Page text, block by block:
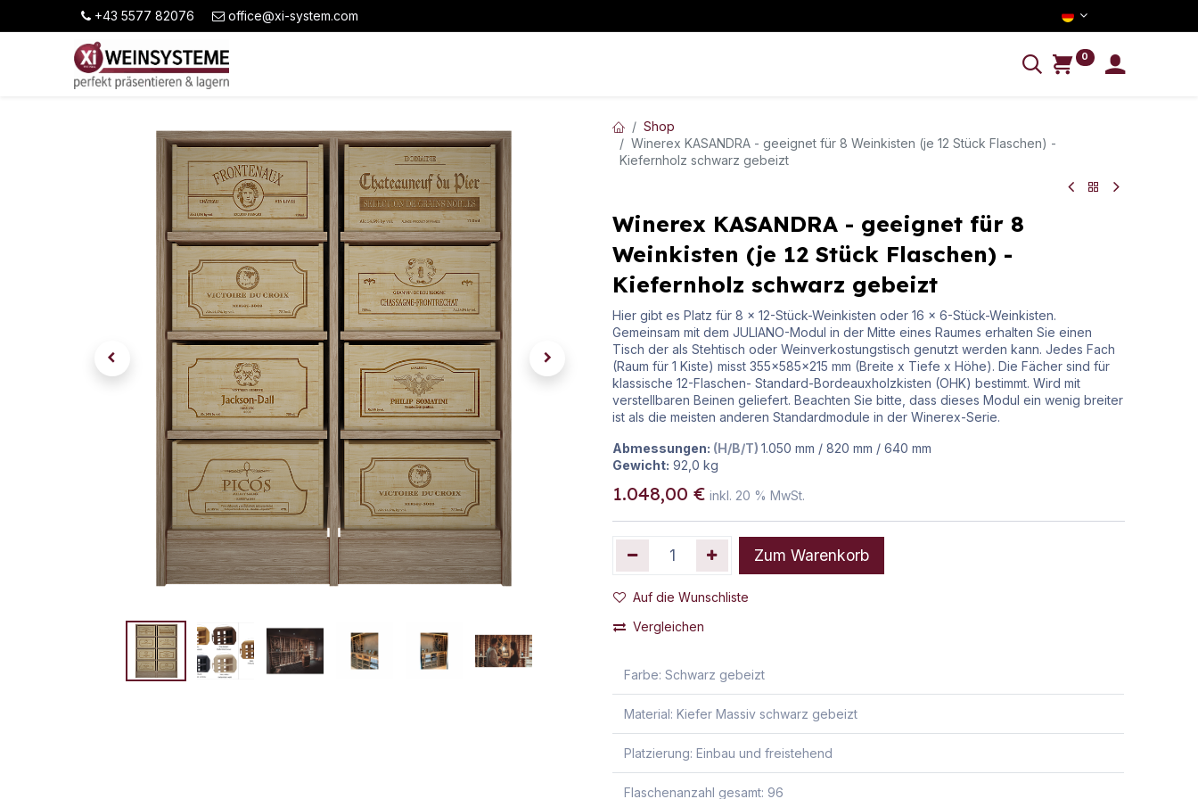
+43 5577 82076 office@xi-system.com
0
Shop
Winerex KASANDRA - geeignet für 8 Weinkisten (je 12 Stück Flaschen) -
Kiefernholz schwarz gebeizt
Winerex KASANDRA - geeignet für 8
Weinkisten (je 12 Stück Flaschen) -
Kiefernholz schwarz gebeizt
Hier gibt es Platz für 8 x 12-Stück-Weinkisten oder 16 x 6-Stück-Weinkisten.
Gemeinsam mit dem JULIANO-Modul in der Mitte eines Raumes erhalten Sie einen
Tisch der als Stehtisch oder Weinverkostungstisch genutzt werden kann. Jedes Fach
(Raum für 1 Kiste) misst 355x585x215 mm (Breite x Tiefe x Höhe). Die Fächer sind für
klassische 12-Flaschen- Standard-Bordeauxholzkisten (OHK) bestimmt. Wird mit
verstellbaren Beinen geliefert. Beachten Sie bitte, dass dieses Modul ein wenig breiter
ist als die meisten anderen Standardmodule in der Winerex-Serie.
Abmessungen: (H/B/T) 1.050 mm / 820 mm / 640 mm
Gewicht: 92,0 kg
1.048,00 € inkl. 20 % MwSt.
Zum Warenkorb
Auf die Wunschliste
Vergleichen
Farbe: Schwarz gebeizt
Material: Kiefer Massiv schwarz gebeizt
Platzierung: Einbau und freistehend
Flaschenanzahl gesamt: 96